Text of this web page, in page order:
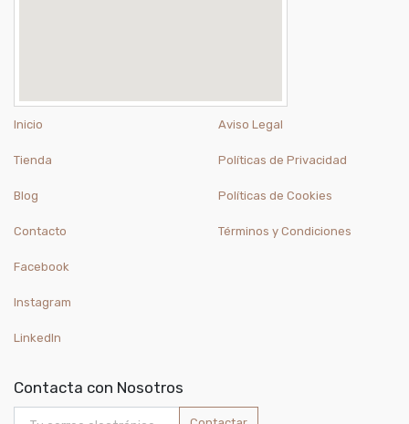
Inicio
Tienda
Blog
Contacto
Aviso Legal
Políticas de Privacidad
Políticas de Cookies
Términos y Condiciones
Facebook
Instagram
LinkedIn
Contacta con Nosotros